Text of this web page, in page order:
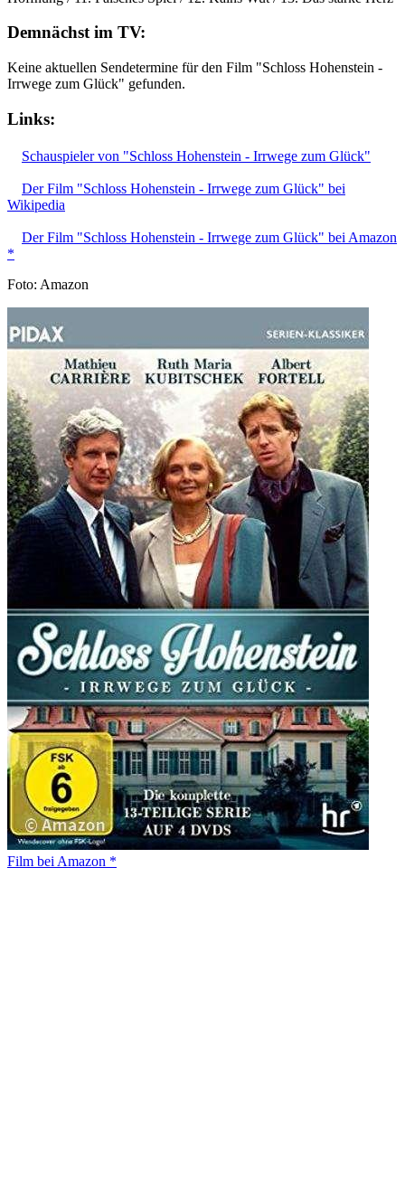
Demnächst im TV:
Keine aktuellen Sendetermine für den Film "Schloss Hohenstein -
Irrwege zum Glück" gefunden.
Links:
Schauspieler von "Schloss Hohenstein - Irrwege zum Glück"
Der Film "Schloss Hohenstein - Irrwege zum Glück" bei
Wikipedia
Der Film "Schloss Hohenstein - Irrwege zum Glück" bei Amazon
*
Foto: Amazon
Film bei Amazon *